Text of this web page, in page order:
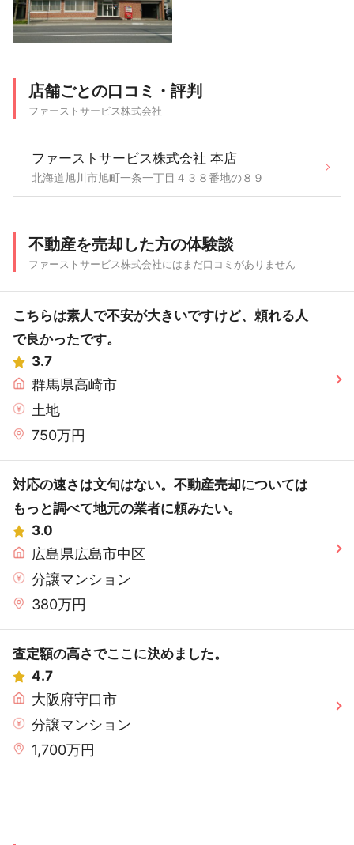
店舗ごとの口コミ・評判
ファーストサービス株式会社
ファーストサービス株式会社 本店
北海道旭川市旭町一条一丁目４３８番地の８９
不動産を売却した方の体験談
ファーストサービス株式会社にはまだ口コミがありません
こちらは素人で不安が大きいですけど、頼れる人
で良かったです。
3.7
群馬県高崎市
土地
750万円
対応の速さは文句はない。不動産売却については
もっと調べて地元の業者に頼みたい。
3.0
広島県広島市中区
分譲マンション
380万円
査定額の高さでここに決めました。
4.7
大阪府守口市
分譲マンション
1,700万円